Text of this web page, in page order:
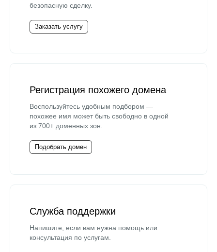
безопасную сделку.
Заказать услугу
Регистрация похожего домена
Воспользуйтесь удобным подбором —
похожее имя может быть свободно в одной
из 700+ доменных зон.
Подобрать домен
Служба поддержки
Напишите, если вам нужна помощь или
консультация по услугам.